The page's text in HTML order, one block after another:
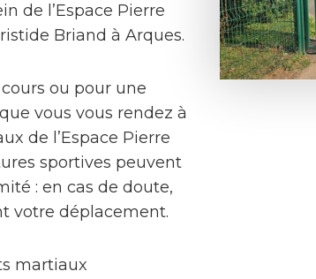
de l’Espace Pierre
Briand à Arques.
ou pour une
vous vous rendez à
de l’Espace Pierre
sportives peuvent
: en cas de doute,
votre déplacement.
martiaux